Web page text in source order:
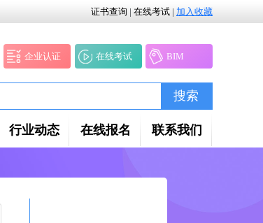
证书查询 | 在线考试 | 加入收藏
企业认证 在线考试 BIM
搜索
行业动态 在线报名 联系我们